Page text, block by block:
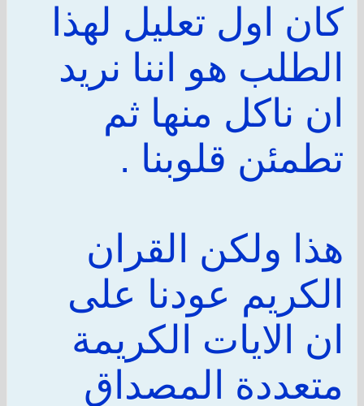
كان اول تعليل لهذا
الطلب هو اننا نريد
ان ناكل منها ثم
تطمئن قلوبنا .
هذا ولكن القران
الكريم عودنا على
ان الايات الكريمة
متعددة المصداق